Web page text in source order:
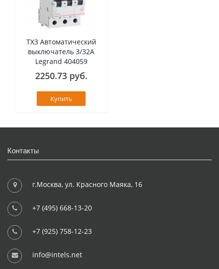
TX3 Автоматический
выключатель 3/32А
Legrand 404059
2250.73 руб.
Купить
Контакты
г.Москва, ул. Красного Маяка, 16
+7 (495) 668-13-20
+7 (925) 758-12-23
info@intels.net